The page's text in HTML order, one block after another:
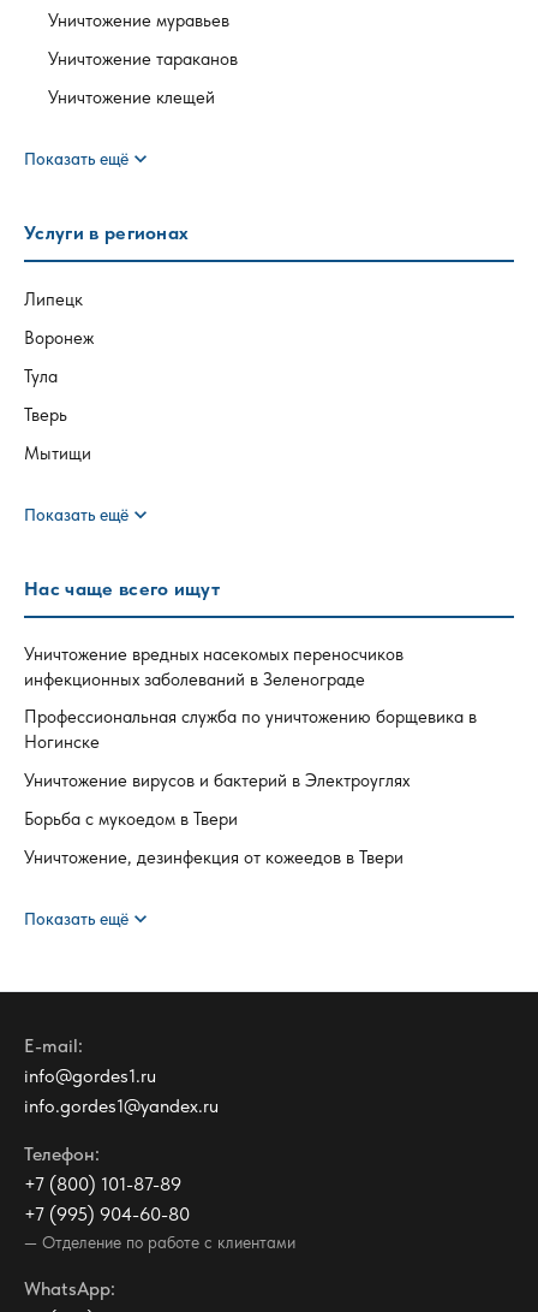
Уничтожение муравьев
Уничтожение тараканов
Уничтожение клещей
Показать ещё expand_more
Услуги в регионах
Липецк
Воронеж
Тула
Тверь
Мытищи
Показать ещё expand_more
Нас чаще всего ищут
Уничтожение вредных насекомых переносчиков
инфекционных заболеваний в Зеленограде
Профессиональная служба по уничтожению борщевика в
Ногинске
Уничтожение вирусов и бактерий в Электроуглях
Борьба с мукоедом в Твери
Уничтожение, дезинфекция от кожеедов в Твери
Показать ещё expand_more
E-mail:
info@gordes1.ru
info.gordes1@yandex.ru
Телефон:
+7 (800) 101-87-89
+7 (995) 904-60-80
— Отделение по работе с клиентами
WhatsApp: